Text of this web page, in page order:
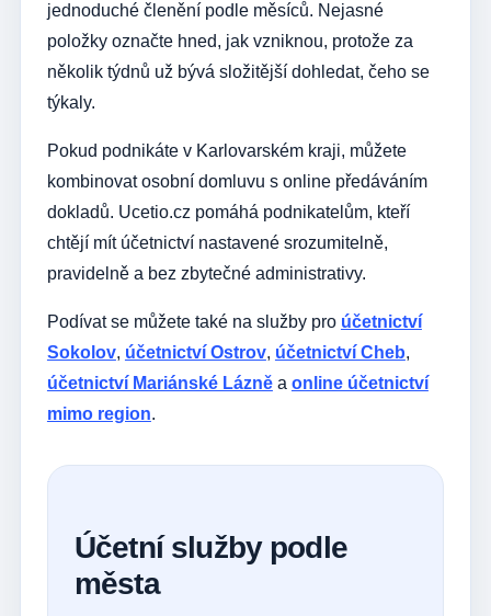
jednoduché členění podle měsíců. Nejasné
položky označte hned, jak vzniknou, protože za
několik týdnů už bývá složitější dohledat, čeho se
týkaly.
Pokud podnikáte v Karlovarském kraji, můžete
kombinovat osobní domluvu s online předáváním
dokladů. Ucetio.cz pomáhá podnikatelům, kteří
chtějí mít účetnictví nastavené srozumitelně,
pravidelně a bez zbytečné administrativy.
Podívat se můžete také na služby pro účetnictví
Sokolov, účetnictví Ostrov, účetnictví Cheb,
účetnictví Mariánské Lázněa online účetnictví
mimo region.
Účetní služby podle
města